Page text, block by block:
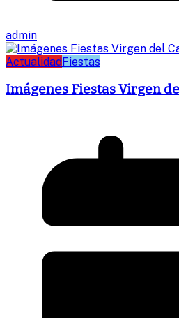
admin
Actualidad Fiestas
Imágenes Fiestas Virgen